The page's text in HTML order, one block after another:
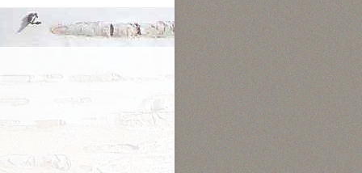
Profil Ulrike Brück
Angebot